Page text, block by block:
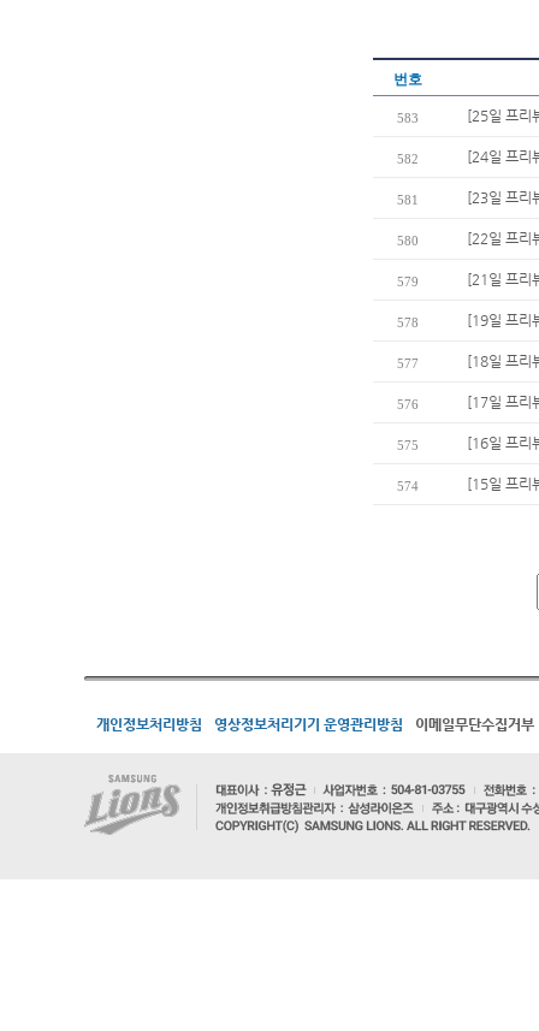
번호
583 [25일 프리
582 [24일 프리
581 [23일 프리
580 [22일 프리
579 [21일 프리
578 [19일 프리
577 [18일 프리
576 [17일 프리
575 [16일 프리
574 [15일 프리
개인정보처리방침 영상정보처리기기 운영관리방침 이메일무단수집거부